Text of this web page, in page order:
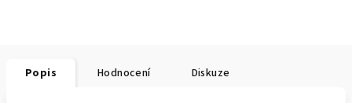
Popis Hodnocení Diskuze